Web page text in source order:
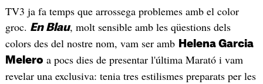
TV3 ja fa temps que arrossega problemes amb el color
groc. En Blau, molt sensible amb les qüestions dels
colors des del nostre nom, vam ser amb Helena Garcia
Melero a pocs dies de presentar l'última Marató i vam
revelar una exclusiva: tenia tres estilismes preparats per les